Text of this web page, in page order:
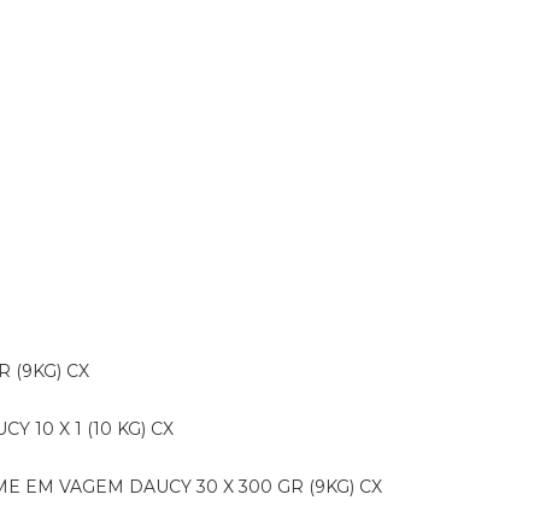
(9KG) CX
10 X 1 (10 KG) CX
EM VAGEM DAUCY 30 X 300 GR (9KG) CX